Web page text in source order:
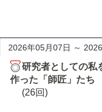
2026年05月07日 ～
研究者としての私
作った「師匠」たち
(26回)